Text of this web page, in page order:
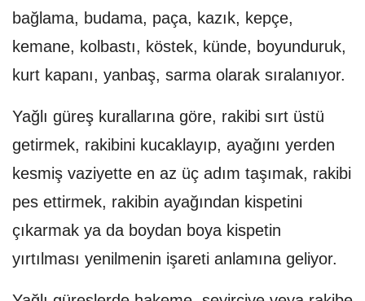
bağlama, budama, paça, kazık, kepçe,
kemane, kolbastı, köstek, künde, boyunduruk,
kurt kapanı, yanbaş, sarma olarak sıralanıyor.
Yağlı güreş kurallarına göre, rakibi sırt üstü
getirmek, rakibini kucaklayıp, ayağını yerden
kesmiş vaziyette en az üç adım taşımak, rakibi
pes ettirmek, rakibin ayağından kispetini
çıkarmak ya da boydan boya kispetin
yırtılması yenilmenin işareti anlamına geliyor.